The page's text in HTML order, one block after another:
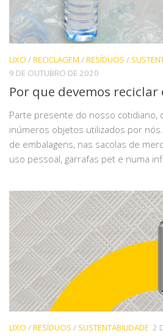
LIXO /RECICLAGEM /RESÍDUOS /
9 DE OUTUBRO DE 2020
Por que devemos reciclar
Parte presente do nosso cotidiano,
inúmeros objetos utilizados por
de embalagens, nas sacolas de
uso pessoal, garrafas pet e numa
LIXO /RESÍDUOS / SUSTENTABILIDADE 2